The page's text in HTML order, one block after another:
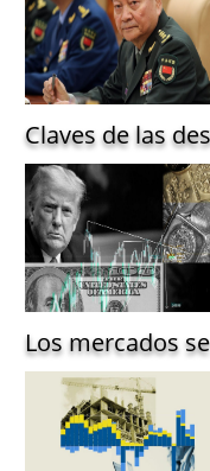
Claves de las
Los mercados